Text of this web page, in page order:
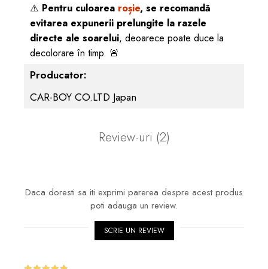
⚠️ Pentru culoarea roșie, se recomandă
evitarea expunerii prelungite la razele
directe ale soarelui, deoarece poate duce la
decolorare în timp. 🚨
Producator:
CAR-BOY CO.LTD Japan
Review-uri (2)
Daca doresti sa iti exprimi parerea despre acest produs
poti adauga un review.
SCRIE UN REVIEW